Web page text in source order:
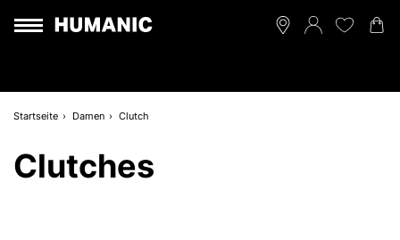
Startseite Damen Clutch
Clutches